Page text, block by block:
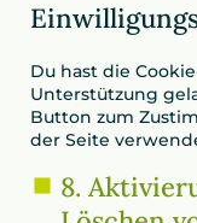
Du hast die
Unterstützung
Button zum
der Seite
8.